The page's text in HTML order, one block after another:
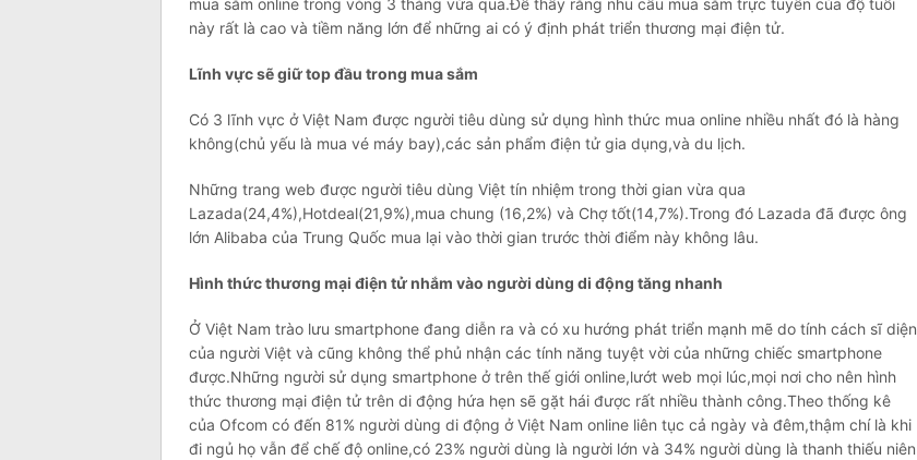
mua sắm online trong vòng 3 tháng vừa qua.Để thấy rằng nhu cầu mua sắm trực tuyến của độ tuổi
này rất là cao và tiềm năng lớn để những ai có ý định phát triển thương mại điện tử.
Lĩnh vực sẽ giữ top đầu trong mua sắm
Có 3 lĩnh vực ở Việt Nam được người tiêu dùng sử dụng hình thức mua online nhiều nhất đó là hàng
không(chủ yếu là mua vé máy bay),các sản phẩm điện tử gia dụng,và du lịch.
Những trang web được người tiêu dùng Việt tín nhiệm trong thời gian vừa qua
Lazada(24,4%),Hotdeal(21,9%),mua chung (16,2%) và Chợ tốt(14,7%).Trong đó Lazada đã được ông
lớn Alibaba của Trung Quốc mua lại vào thời gian trước thời điểm này không lâu.
Hình thức thương mại điện tử nhắm vào người dùng di động tăng nhanh
Ở Việt Nam trào lưu smartphone đang diễn ra và có xu hướng phát triển mạnh mẽ do tính cách sĩ diện
của người Việt và cũng không thể phủ nhận các tính năng tuyệt vời của những chiếc smartphone
được.Những người sử dụng smartphone ở trên thế giới online,lướt web mọi lúc,mọi nơi cho nên hình
thức thương mại điện tử trên di động hứa hẹn sẽ gặt hái được rất nhiều thành công.Theo thống kê
của Ofcom có đến 81% người dùng di động ở Việt Nam online liên tục cả ngày và đêm,thậm chí là khi
đi ngủ họ vẫn để chế độ online,có 23% người dùng là người lớn và 34% người dùng là thanh thiếu niên